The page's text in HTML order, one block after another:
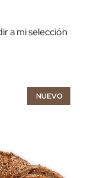
a mi selección
NUEVO